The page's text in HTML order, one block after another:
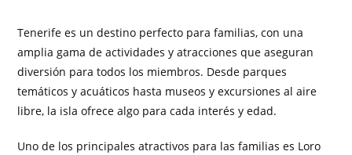
Tenerife es un destino perfecto para familias, con una
amplia gama de actividades y atracciones que aseguran
diversión para todos los miembros. Desde parques
temáticos y acuáticos hasta museos y excursiones al aire
libre, la isla ofrece algo para cada interés y edad.
Uno de los principales atractivos para las familias es Loro